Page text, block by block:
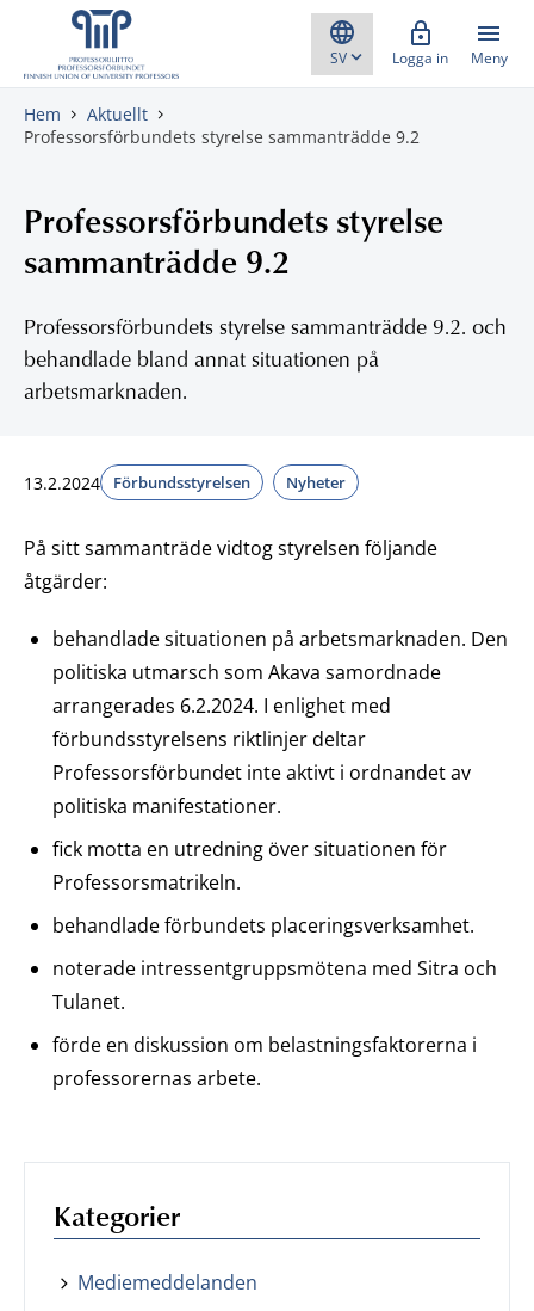
Gå direkt till innehåll
Logga in Meny
Hem
Aktuellt
Professorsförbundets styrelse sammanträdde 9.2
Professorsförbundets styrelse
sammanträdde 9.2
Professorsförbundets styrelse sammanträdde 9.2. och
behandlade bland annat situationen på
arbetsmarknaden.
13.2.2024 Förbundsstyrelsen Nyheter
På sitt sammanträde vidtog styrelsen följande
åtgärder:
behandlade situationen på arbetsmarknaden. Den
politiska utmarsch som Akava samordnade
arrangerades 6.2.2024. I enlighet med
förbundsstyrelsens riktlinjer deltar
Professorsförbundet inte aktivt i ordnandet av
politiska manifestationer.
fick motta en utredning över situationen för
Professorsmatrikeln.
behandlade förbundets placeringsverksamhet.
noterade intressentgruppsmötena med Sitra och
Tulanet.
förde en diskussion om belastningsfaktorerna i
professorernas arbete.
Kategorier
Mediemeddelanden